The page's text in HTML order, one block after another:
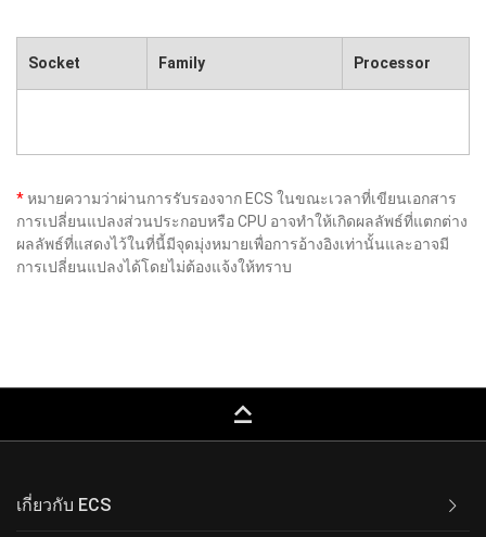
Socket Family Processor
*หมายความว่าผ่านการรับรองจาก ECS ในขณะเวลาที่เขียนเอกสาร
การเปลี่ยนแปลงส่วนประกอบหรือ CPU อาจทำให้เกิดผลลัพธ์ที่แตกต่าง
ผลลัพธ์ที่แสดงไว้ในที่นี้มีจุดมุ่งหมายเพื่อการอ้างอิงเท่านั้นและอาจมี
การเปลี่ยนแปลงได้โดยไม่ต้องแจ้งให้ทราบ
keyboard_capslock
เกี่ยวกับ ECS